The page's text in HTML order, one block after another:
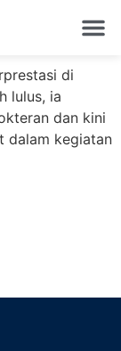
di
lulus, ia
dan kini
dalam kegiatan